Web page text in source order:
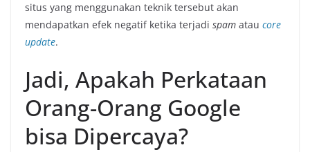
situs yang menggunakan teknik tersebut akan
mendapatkan efek negatif ketika terjadi spam atau core
update.
Jadi, Apakah Perkataan
Orang-Orang Google
bisa Dipercaya?